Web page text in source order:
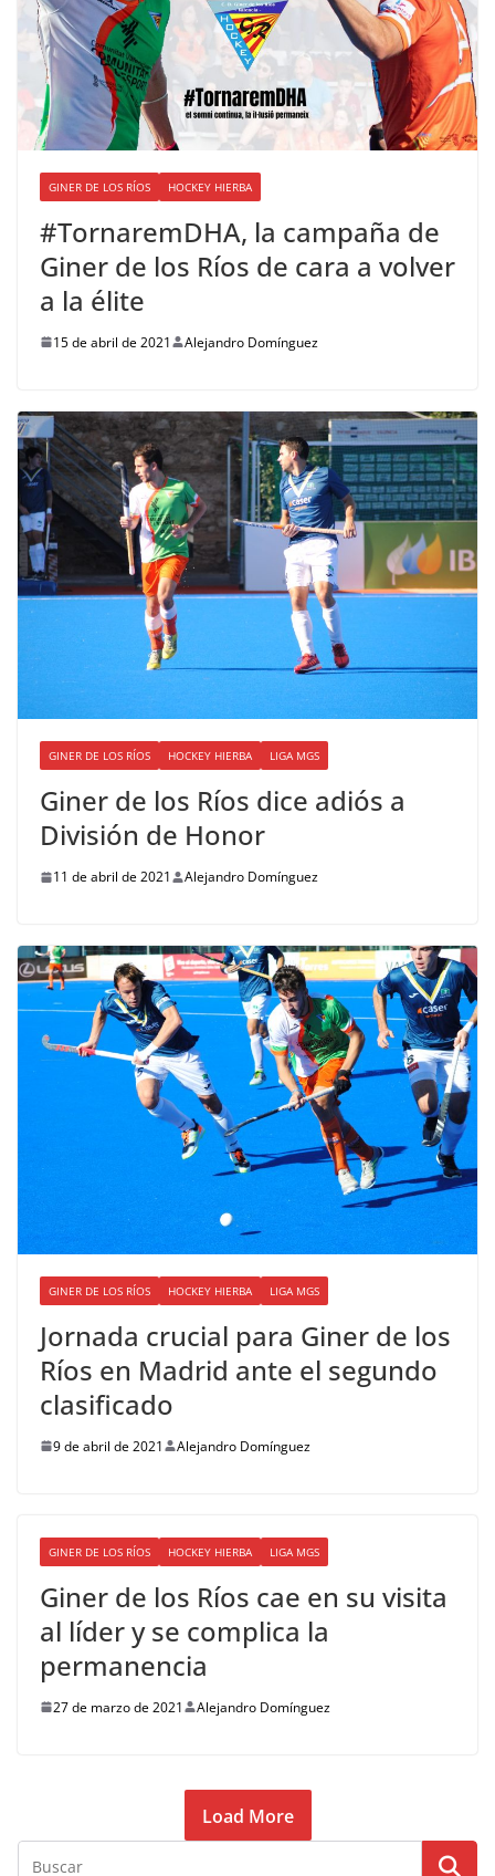
GINER DE LOS RÍOS HOCKEY HIERBA
#TornaremDHA, la campaña de
Giner de los Ríos de cara a volver
a la élite
15 de abril de 2021 Alejandro Domínguez
GINER DE LOS RÍOS HOCKEY HIERBA LIGA MGS
Giner de los Ríos dice adiós a
División de Honor
11 de abril de 2021 Alejandro Domínguez
GINER DE LOS RÍOS HOCKEY HIERBA LIGA MGS
Jornada crucial para Giner de los
Ríos en Madrid ante el segundo
clasificado
9 de abril de 2021 Alejandro Domínguez
GINER DE LOS RÍOS HOCKEY HIERBA LIGA MGS
Giner de los Ríos cae en su visita
al líder y se complica la
permanencia
27 de marzo de 2021 Alejandro Domínguez
Load More